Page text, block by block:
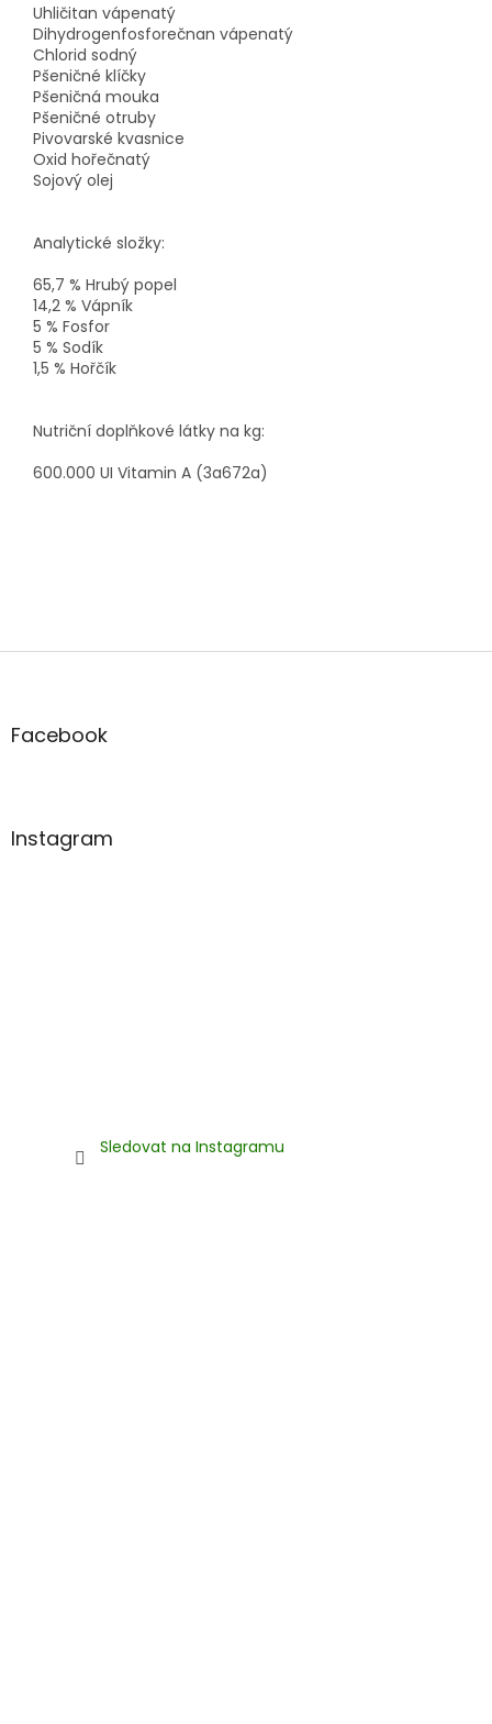
Uhličitan vápenatý
Dihydrogenfosforečnan vápenatý
Chlorid sodný
Pšeničné klíčky
Pšeničná mouka
Pšeničné otruby
Pivovarské kvasnice
Oxid hořečnatý
Sojový olej
Analytické složky:
65,7 % Hrubý popel
14,2 % Vápník
5 % Fosfor
5 % Sodík
1,5 % Hořčík
Nutriční doplňkové látky na kg:
600.000 UI Vitamin A (3a672a)
Z
aFacebook
Instagram
Sledovat na Instagramu